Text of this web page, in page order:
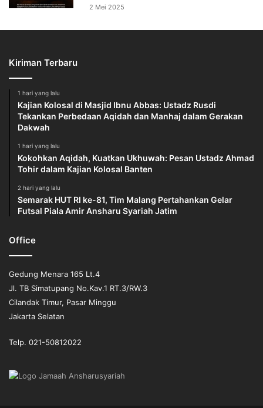
2 Mei 2025
Kiriman Terbaru
1 hari yang lalu
Kajian Kolosal di Masjid Ibnu Abbas: Ustadz Rusdi
Tekankan Perbedaan Aqidah dan Manhaj dalam Gerakan
Dakwah
1 hari yang lalu
Kokohkan Aqidah, Kuatkan Ukhuwah: Pesan Ustadz Ahmad
Tohir dalam Kajian Kolosal Banten
2 hari yang lalu
Semarak HUT RI ke-81, Tim Malang Pertahankan Gelar
Futsal Piala Amir Ansharu Syariah Jatim
Office
Gedung Menara 165 Lt.4
Jl. TB Simatupang No.Kav.1 RT.3/RW.3
Cilandak Timur, Pasar Minggu
Jakarta Selatan
Telp. 021-50812022